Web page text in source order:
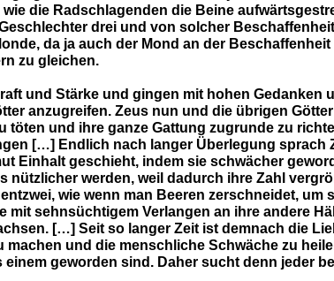
die Radschlagenden die Beine
drei und von solcher
da ja auch der Mond an der
zu gleichen.
und Stärke und gingen mit hohen
anzugreifen. Zeus nun und die übrigen
töten und ihre ganze Gattung zugrunde zu
[…] Endlich nach langer Überlegung sprach
Einhalt geschieht, indem sie schwächer
nützlicher werden, weil dadurch ihre Zahl
wie wenn man Beeren zerschneidet,
mit sehnsüchtigem Verlangen an ihre andere
[…] Seit so langer Zeit ist demnach die
und die menschliche Schwäche zu
geworden sind. Daher sucht denn jeder